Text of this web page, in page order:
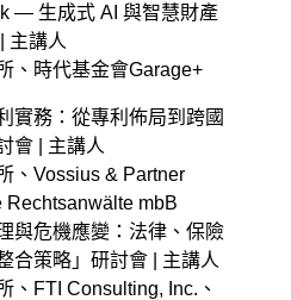
— 生成式 AI 與智慧財產
主講人
、時代基金會Garage+
實務：從專利佈局到跨國
會 | 主講人
、Vossius & Partner
Rechtsanwälte mbB
與危機應變：法律、保險
合策略」研討會 | 主講人
、FTI Consulting, Inc.、